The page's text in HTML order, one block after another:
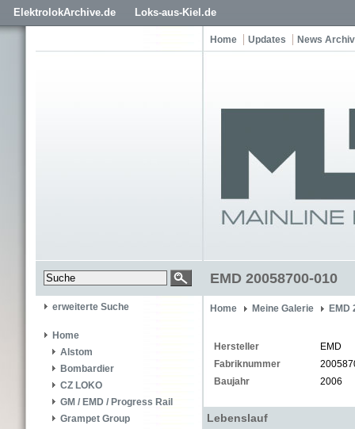
ElektrolokArchive.de Loks-aus-Kiel.de
Home Updates News Archiv
EMD 20058700-010
erweiterte Suche
Home
Alstom
Bombardier
CZ LOKO
GM / EMD / Progress Rail
Grampet Group
Home Meine Galerie EMD
Hersteller
EMD
Fabriknummer
Baujahr
2006
Lebenslauf